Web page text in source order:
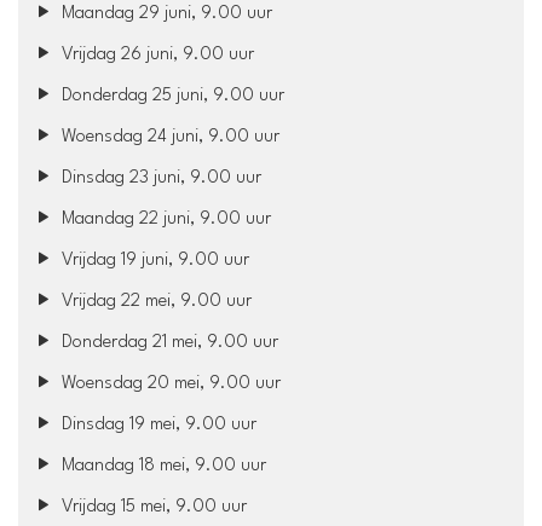
Maandag 29 juni, 9.00 uur
Vrijdag 26 juni, 9.00 uur
Donderdag 25 juni, 9.00 uur
Woensdag 24 juni, 9.00 uur
Dinsdag 23 juni, 9.00 uur
Maandag 22 juni, 9.00 uur
Vrijdag 19 juni, 9.00 uur
Vrijdag 22 mei, 9.00 uur
Donderdag 21 mei, 9.00 uur
Woensdag 20 mei, 9.00 uur
Dinsdag 19 mei, 9.00 uur
Maandag 18 mei, 9.00 uur
Vrijdag 15 mei, 9.00 uur